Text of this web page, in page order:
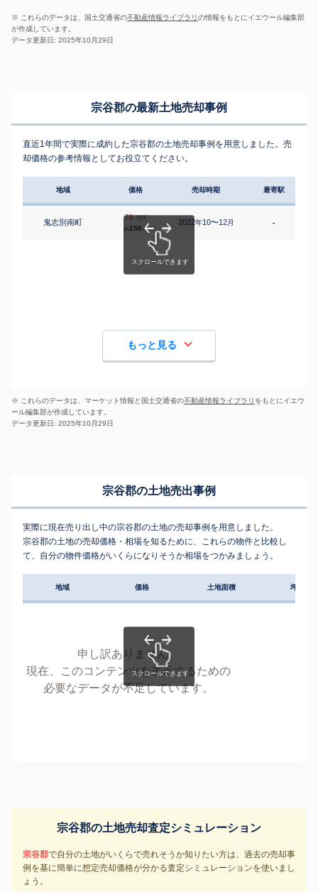
※ これらのデータは、国土交通省の不動産情報ライブラリの情報をもとにイエウール編集部
が作成しています。
データ更新日: 2025年10月29日
宗谷郡の最新土地売却事例
直近1年間で実際に成約した宗谷郡の土地売却事例を用意しました。売
却価格の参考情報としてお役立てください。
地域 価格 売却時期 最寄駅
鬼志別南町
72 万円
約150 ㎡
2022年10〜12月 -
もっと見る
※ これらのデータは、マーケット情報と国土交通省の不動産情報ライブラリ をもとにイエウ
ール編集部が作成しています。
データ更新日: 2025年10月29日
宗谷郡の土地売出事例
実際に現在売り出し中の宗谷郡の土地の売却事例を用意しました。
宗谷郡の土地の売却価格・相場を知るために、これらの物件と比較し
て、自分の物件価格がいくらになりそうか相場をつかみましょう。
地域 価格 土地面積 坪単価
申し訳ありません。
現在、このコンテンツを表示するための
必要なデータが不足しています。
宗谷郡の土地売却査定シミュレーション
宗谷郡で自分の土地がいくらで売れそうか知りたい方は、過去の売却事
例を基に簡単に想定売却価格が分かる査定シミュレーションを使いまし
ょう。